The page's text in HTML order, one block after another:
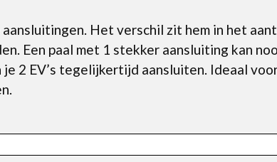
Het verschil zit hem in het
Een paal met 1 stekker aansluiting kan
2 EV’s tegelijkertijd aansluiten. Ideaal